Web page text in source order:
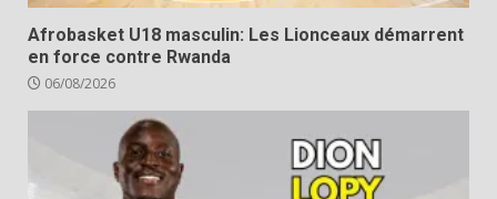
Afrobasket U18 masculin: Les Lionceaux démarrent
en force contre Rwanda
06/08/2026